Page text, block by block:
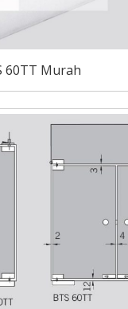
60TT Murah